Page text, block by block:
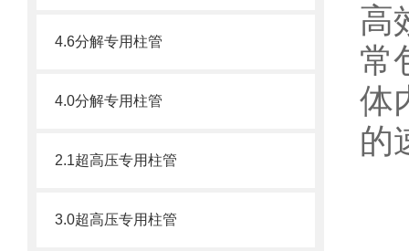
4.6分解专用柱管
4.0分解专用柱管
2.1超高压专用柱管
3.0超高压专用柱管
高
常
体
的